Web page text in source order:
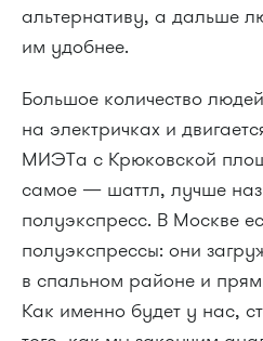
альтернативу, а дальше
им удобнее.
Большое количество
на электричках и
МИЭТа с Крюковской
самое — шаттл, лучше
полуэкспресс. В Москве
полуэкспрессы: они
в спальном районе и
Как именно будет у нас,